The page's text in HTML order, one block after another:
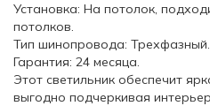
Установка: На потолок,
потолков.
Тип шинопровода: Трехфазный.
Гарантия: 24 месяца.
Этот светильник обеспечит
выгодно подчеркивая